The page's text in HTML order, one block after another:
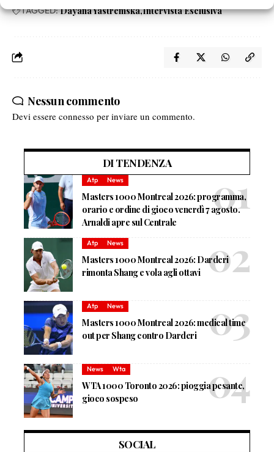
TAGGED:Dayana Yastremska Intervista Esclusiva
Nessun commento
Devi essere connesso per inviare un commento.
DI TENDENZA
Atp News
Masters 1000 Montreal 2026: programma,
orario e ordine di gioco venerdì 7 agosto.
Arnaldi apre sul Centrale
Atp News
Masters 1000 Montreal 2026: Darderi
rimonta Shang e vola agli ottavi
Atp News
Masters 1000 Montreal 2026: medical time
out per Shang contro Darderi
News Wta
WTA 1000 Toronto 2026: pioggia pesante,
gioco sospeso
SOCIAL